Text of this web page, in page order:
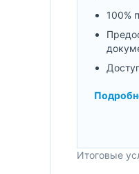
100%
Итоговые